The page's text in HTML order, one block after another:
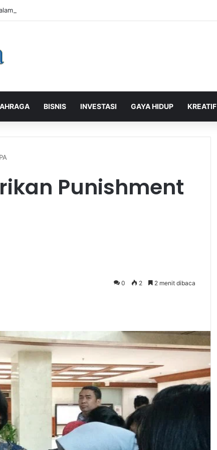
Pelanggan, PLN Icon Plus Sabet Tiga Penghargaan CCW 2026
BISNIS INVESTASI GAYA HIDUP KREATIF
Punishment
0 2 2 menit dibaca